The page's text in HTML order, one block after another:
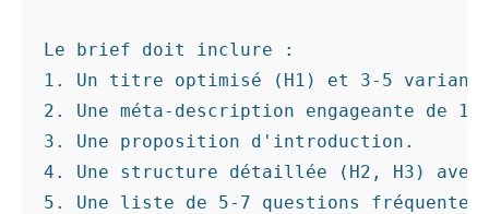
Le brief doit inclure :
1. Un titre optimisé (H1) et 3-5
2. Une méta-description engageante de
3. Une proposition d'introduction.
4. Une structure détaillée (H2, H3)
5. Une liste de 5-7 questions